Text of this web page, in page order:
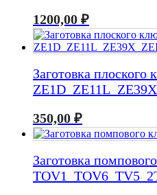
1200,00 ₽
Заготовка
350,00 ₽
Заготовка